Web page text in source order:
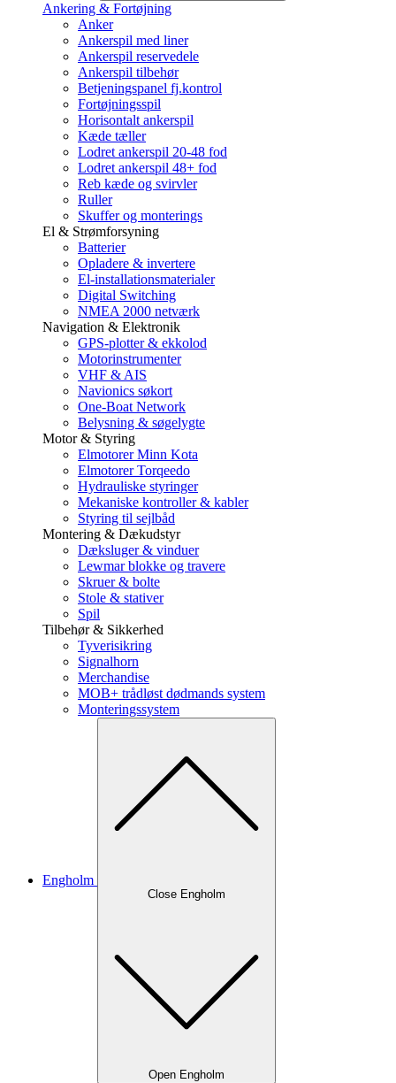
Ankering & Fortøjning
Anker
Ankerspil med liner
Ankerspil reservedele
Ankerspil tilbehør
Betjeningspanel fj.kontrol
Fortøjningsspil
Horisontalt ankerspil
Kæde tæller
Lodret ankerspil 20-48 fod
Lodret ankerspil 48+ fod
Reb kæde og svirvler
Ruller
Skuffer og monterings
El & Strømforsyning
Batterier
Opladere & invertere
El-installationsmaterialer
Digital Switching
NMEA 2000 netværk
Navigation & Elektronik
GPS-plotter & ekkolod
Motorinstrumenter
VHF & AIS
Navionics søkort
One-Boat Network
Belysning & søgelygte
Motor & Styring
Elmotorer Minn Kota
Elmotorer Torqeedo
Hydrauliske styringer
Mekaniske kontroller & kabler
Styring til sejlbåd
Montering & Dækudstyr
Dæksluger & vinduer
Lewmar blokke og travere
Skruer & bolte
Stole & stativer
Spil
Tilbehør & Sikkerhed
Tyverisikring
Signalhorn
Merchandise
MOB+ trådløst dødmands system
Monteringssystem
Engholm
Close Engholm
Open Engholm